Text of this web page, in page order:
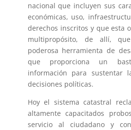
nacional que incluyen sus
económicas, uso,
derechos inscritos y que esta
multipropósito, de allí,
poderosa herramienta de
que proporciona un
información para sustentar
decisiones políticas.
Hoy el sistema catastral
altamente capacitados
servicio al ciudadano y